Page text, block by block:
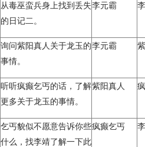
从毒巫蛮兵身上找到丢失
的日记二。
李元霸
询问紫阳真人关于龙玉的
事情。
李元霸
听听疯癫乞丐的话，了解
更多关于龙玉的事情。
紫阳真人
乞丐貌似不愿意告诉你些
什么，找李靖了解一下此
疯癫乞丐